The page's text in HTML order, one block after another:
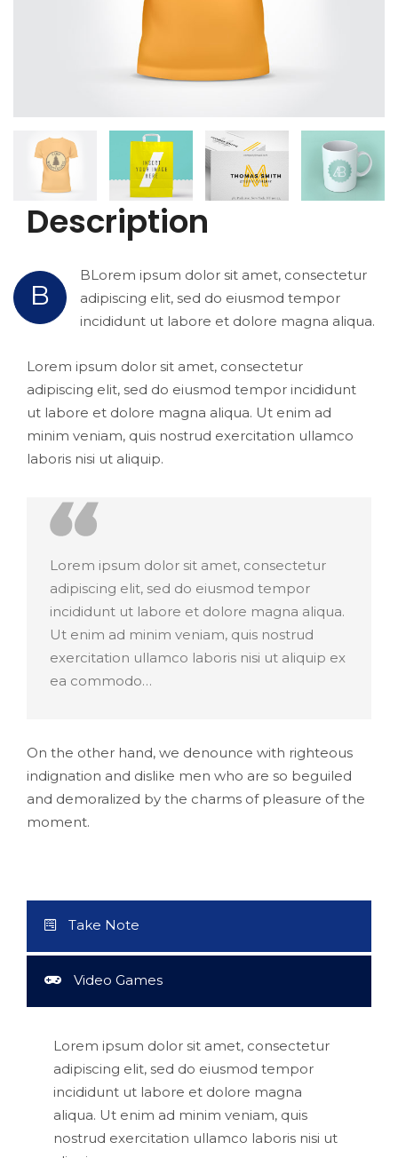
Description
B
BLorem ipsum dolor sit amet, consectetur
adipiscing elit, sed do eiusmod tempor
incididunt ut labore et dolore magna aliqua.
Lorem ipsum dolor sit amet, consectetur
adipiscing elit, sed do eiusmod tempor incididunt
ut labore et dolore magna aliqua. Ut enim ad
minim veniam, quis nostrud exercitation ullamco
laboris nisi ut aliquip.
Lorem ipsum dolor sit amet, consectetur
adipiscing elit, sed do eiusmod tempor
incididunt ut labore et dolore magna aliqua.
Ut enim ad minim veniam, quis nostrud
exercitation ullamco laboris nisi ut aliquip ex
ea commodo…
On the other hand, we denounce with righteous
indignation and dislike men who are so beguiled
and demoralized by the charms of pleasure of the
moment.
Take Note
Video Games
Lorem ipsum dolor sit amet, consectetur
adipiscing elit, sed do eiusmod tempor
incididunt ut labore et dolore magna
aliqua. Ut enim ad minim veniam, quis
nostrud exercitation ullamco laboris nisi ut